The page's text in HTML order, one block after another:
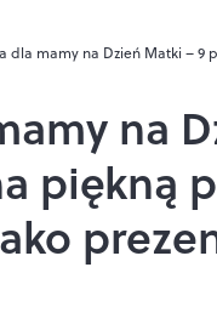
dla mamy na Dzień Matki – 9
na
piękną